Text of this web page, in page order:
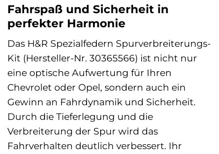
Fahrspaß und Sicherheit in
perfekter Harmonie
Das H&R Spezialfedern Spurverbreiterungs-
Kit (Hersteller-Nr. 30365566) ist nicht nur
eine optische Aufwertung für Ihren
Chevrolet oder Opel, sondern auch ein
Gewinn an Fahrdynamik und Sicherheit.
Durch die Tieferlegung und die
Verbreiterung der Spur wird das
Fahrverhalten deutlich verbessert. Ihr